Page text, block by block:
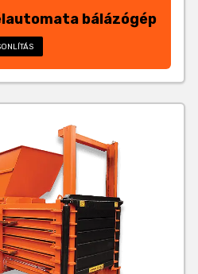
bálázógép